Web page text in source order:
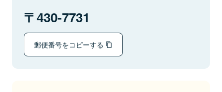
430-7731
郵便番号をコピーする